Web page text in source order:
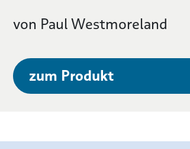
von Paul Westmoreland
zum Produkt